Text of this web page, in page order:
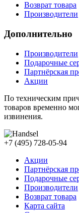
Возврат товара
Производители
Дополнительно
Производители
Подарочные
Партнёрская
Акции
По техническим
товаров временно
извинения.
+7 (495) 728-05-94
Акции
Партнёрская
Подарочные
Производители
Возврат товара
Карта сайта